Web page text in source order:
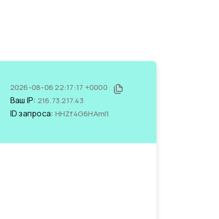
2026-08-06 22:17:17 +0000
Ваш IP: 216.73.217.43
ID запроса: HHZf4G6HAmI1